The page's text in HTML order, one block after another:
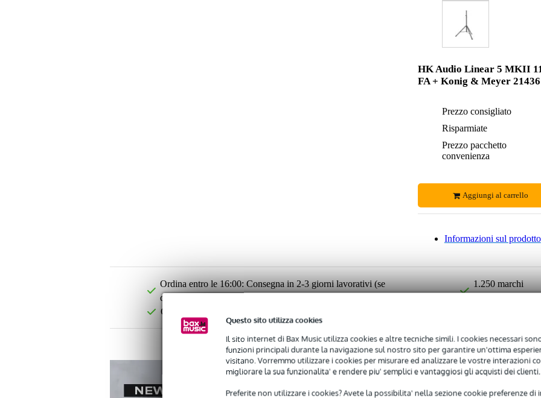
Questo sito utilizza cookies
Il sito internet di Bax Music utilizza cookies e altre tecniche simili. I cookies necessari
funzioni principali durante la navigazione sul nostro sito per garantire un'ottima
visitano. Vorremmo utilizzare i cookies per misurare ed analizzare le vostre interazioni
migliorare la sua funzionalita' e rendere piu' semplici e vantaggiosi gli acquisti dei clienti.
Preferite non utilizzare i cookies? Avete la possibilita' nella sezione cookie preferenze di
HK Audio Linear 5 MKII
FA + Konig & Meyer 21436
Prezzo consigliato
Risparmiate
Prezzo pacchetto
convenienza
Aggiungi al carrello
Informazioni sul prodotto
Ordina entro le 16:00: Consegna in 2-3 giorni lavorativi (se
disponibile)
Oltre 48.000 articoli disponibili
1.250 marchi